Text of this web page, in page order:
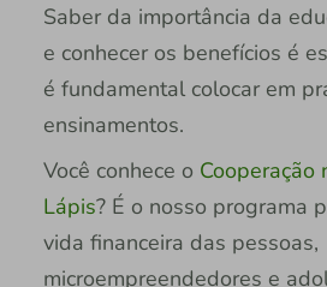
Saber da importância da
e conhecer os benefícios é
é fundamental colocar em
ensinamentos.
Você conhece o Cooperação
Lápis? É o nosso programa
vida financeira das pessoas,
microempreendedores e